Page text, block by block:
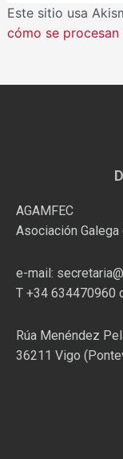
Este sitio usa
cómo se
AGAMFEC
Asociación
e-mail:
T +34 634470960
Rúa Menéndez
36211 Vigo